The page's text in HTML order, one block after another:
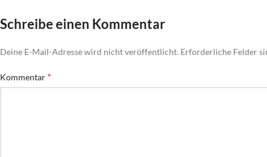
Schreibe einen Kommentar
Deine E-Mail-Adresse wird nicht veröffentlicht. Erforderliche Felder
Kommentar *